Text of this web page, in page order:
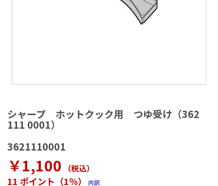
シャープ ホットクック用 つゆ受け（362
111 0001）
3621110001
￥1,100 （税込）
11 ポイント（1％） 内訳
メ
ー
ジ
ャ
リ
ー